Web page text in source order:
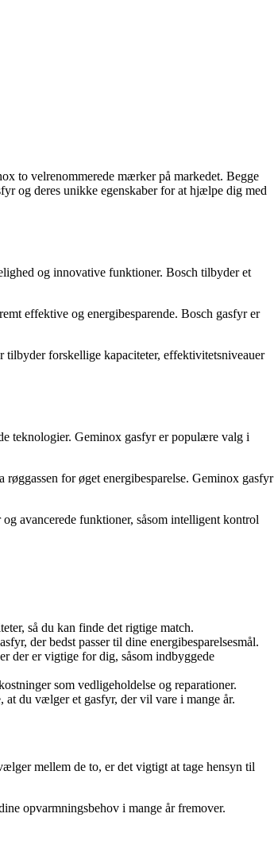
to velrenommerede mærker på markedet. Begge
og deres unikke egenskaber for at hjælpe dig med
og innovative funktioner. Bosch tilbyder et
effektive og energibesparende. Bosch gasfyr er
forskellige kapaciteter, effektivitetsniveauer
teknologier. Geminox gasfyr er populære valg i
for øget energibesparelse. Geminox gasfyr
avancerede funktioner, såsom intelligent kontrol
så du kan finde det rigtige match.
der bedst passer til dine energibesparelsesmål.
der er vigtige for dig, såsom indbyggede
som vedligeholdelse og reparationer.
du vælger et gasfyr, der vil vare i mange år.
mellem de to, er det vigtigt at tage hensyn til
opvarmningsbehov i mange år fremover.